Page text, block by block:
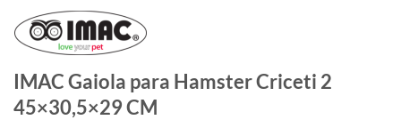
IMAC Gaiola para Hamster Criceti 2
45×30,5×29 CM